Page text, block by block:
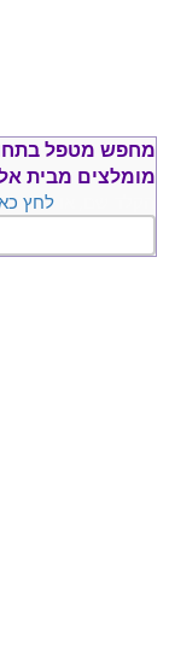
מחפש מטפל
מומלצים מבית
לחץ